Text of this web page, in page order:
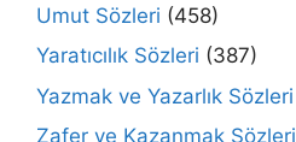
Umut Sözleri (458)
Yaratıcılık Sözleri (387)
Yazmak ve Yazarlık Sözleri
Zafer ve Kazanmak Sözleri